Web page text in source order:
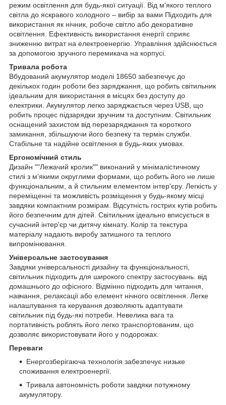
режим освітлення для будь-якої ситуації. Від м'якого теплого
світла до яскравого холодного – вибір за вами Підходить для
використання як нічник, робоче світло або декоративне
освітлення. Ефективність використання енергії сприяє
зниженню витрат на електроенергію. Управління здійснюється
за допомогою зручного перемикача на корпусі.
Тривала робота
Вбудований акумулятор моделі 18650 забезпечує до
декількох годин роботи без заряджання, що робить світильник
ідеальним для використання в місцях без доступу до
електрики. Акумулятор легко заряджається через USB, що
робить процес підзарядки зручним та доступним. Світильник
оснащений захистом від перезаряджання та короткого
замикання, збільшуючи його безпеку та термін служби.
Стабільне та надійне освітлення в будь-яких умовах.
Ергономічний стиль
Дизайн ""Лежачий кролик"" виконаний у мінімалістичному
стилі з м'якими округлими формами, що робить його не лише
функціональним, а й стильним елементом інтер'єру. Легкість у
переміщенні та можливість розміщення у будь-якому місці
завдяки компактним розмірам. Відсутність гострих кутів робить
його безпечним для дітей. Світильник ідеально вписується в
сучасний інтер'єр чи дитячу кімнату. Колір та текстура
матеріалу надають виробу затишного та теплого
випромінювання.
Універсальне застосування
Завдяки універсальності дизайну та функціональності,
світильник підходить для широкого спектру застосувань. від
домашнього до офісного. Відмінно підходить для читання,
навчання, релаксації або елемент нічного освітлення. Легке
налаштування та керування дозволяють адаптувати
світильник під будь-які потреби. Невелика вага та
портативність роблять його легко транспортованим, що
дозволяє використовувати його у подорожах.
Переваги
Енергозберігаюча технологія забезпечує низьке
споживання електроенергії.
Тривала автономність роботи завдяки потужному
акумулятору.